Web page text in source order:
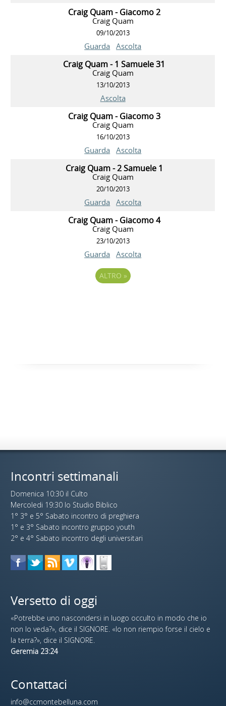
Craig Quam - Giacomo 2
Craig Quam
09/10/2013
Guarda Ascolta
Craig Quam - 1 Samuele 31
Craig Quam
13/10/2013
Ascolta
Craig Quam - Giacomo 3
Craig Quam
16/10/2013
Guarda Ascolta
Craig Quam - 2 Samuele 1
Craig Quam
20/10/2013
Guarda Ascolta
Craig Quam - Giacomo 4
Craig Quam
23/10/2013
Guarda Ascolta
ALTRO »
Incontri settimanali
Domenica 10:30 il Culto
Mercoledi 19:30 lo Studio Biblico
1° 3° e 5° Sabato incontro di preghiera
1° e 3° Sabato incontro gruppo youth
2° e 4° Sabato incontro degli universitari
Versetto di oggi
«Potrebbe uno nascondersi in luogo occulto in modo che io
non lo veda?», dice il SIGNORE. «Io non riempio forse il cielo e
la terra?», dice il SIGNORE.
Geremia 23:24
Contattaci
info@ccmontebelluna.com